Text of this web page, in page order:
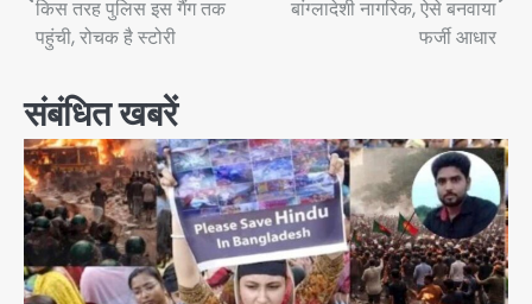
किस तरह पुलिस इस गैंग तक
पहुंची, रोचक है स्टोरी
बांग्लादेशी नागरिक, ऐसे बनवाया
फर्जी आधार
संबंधित खबरें